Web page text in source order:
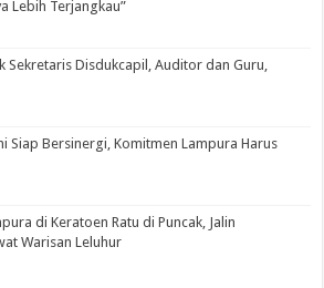
Lebih Terjangkau”
Sekretaris Disdukcapil, Auditor dan Guru,
Siap Bersinergi, Komitmen Lampura Harus
di Keratoen Ratu di Puncak, Jalin
Warisan Leluhur